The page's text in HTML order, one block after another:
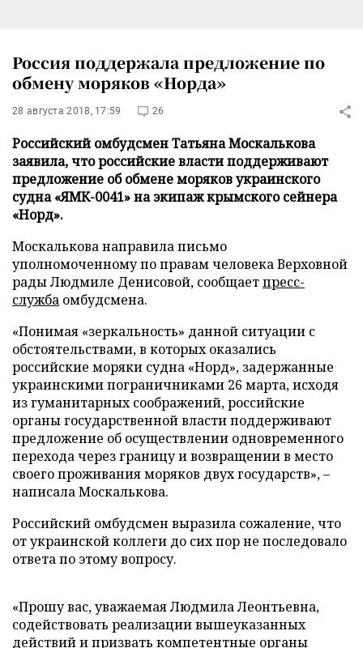
Россия поддержала предложение по
обмену моряков «Норда»
28 августа 2018, 17:59 26
Российский омбудсмен Татьяна Москалькова
заявила, что российские власти поддерживают
предложение об обмене моряков украинского
судна «ЯМК-0041» на экипаж крымского сейнера
«Норд».
Москалькова направила письмо
уполномоченному по правам человека Верховной
рады Людмиле Денисовой, сообщаетпресс-
служба омбудсмена.
«Понимая «зеркальность» данной ситуации с
обстоятельствами, в которых оказались
российские моряки судна «Норд», задержанные
украинскими пограничниками 26 марта, исходя
из гуманитарных соображений, российские
органы государственной власти поддерживают
предложение об осуществлении одновременного
перехода через границу и возвращении в место
своего проживания моряков двух государств», –
написала Москалькова.
Российский омбудсмен выразила сожаление, что
от украинской коллеги до сих пор не последовало
ответа по этому вопросу.
«Прошу вас, уважаемая Людмила Леонтьевна,
содействовать реализации вышеуказанных
действий и призвать компетентные органы